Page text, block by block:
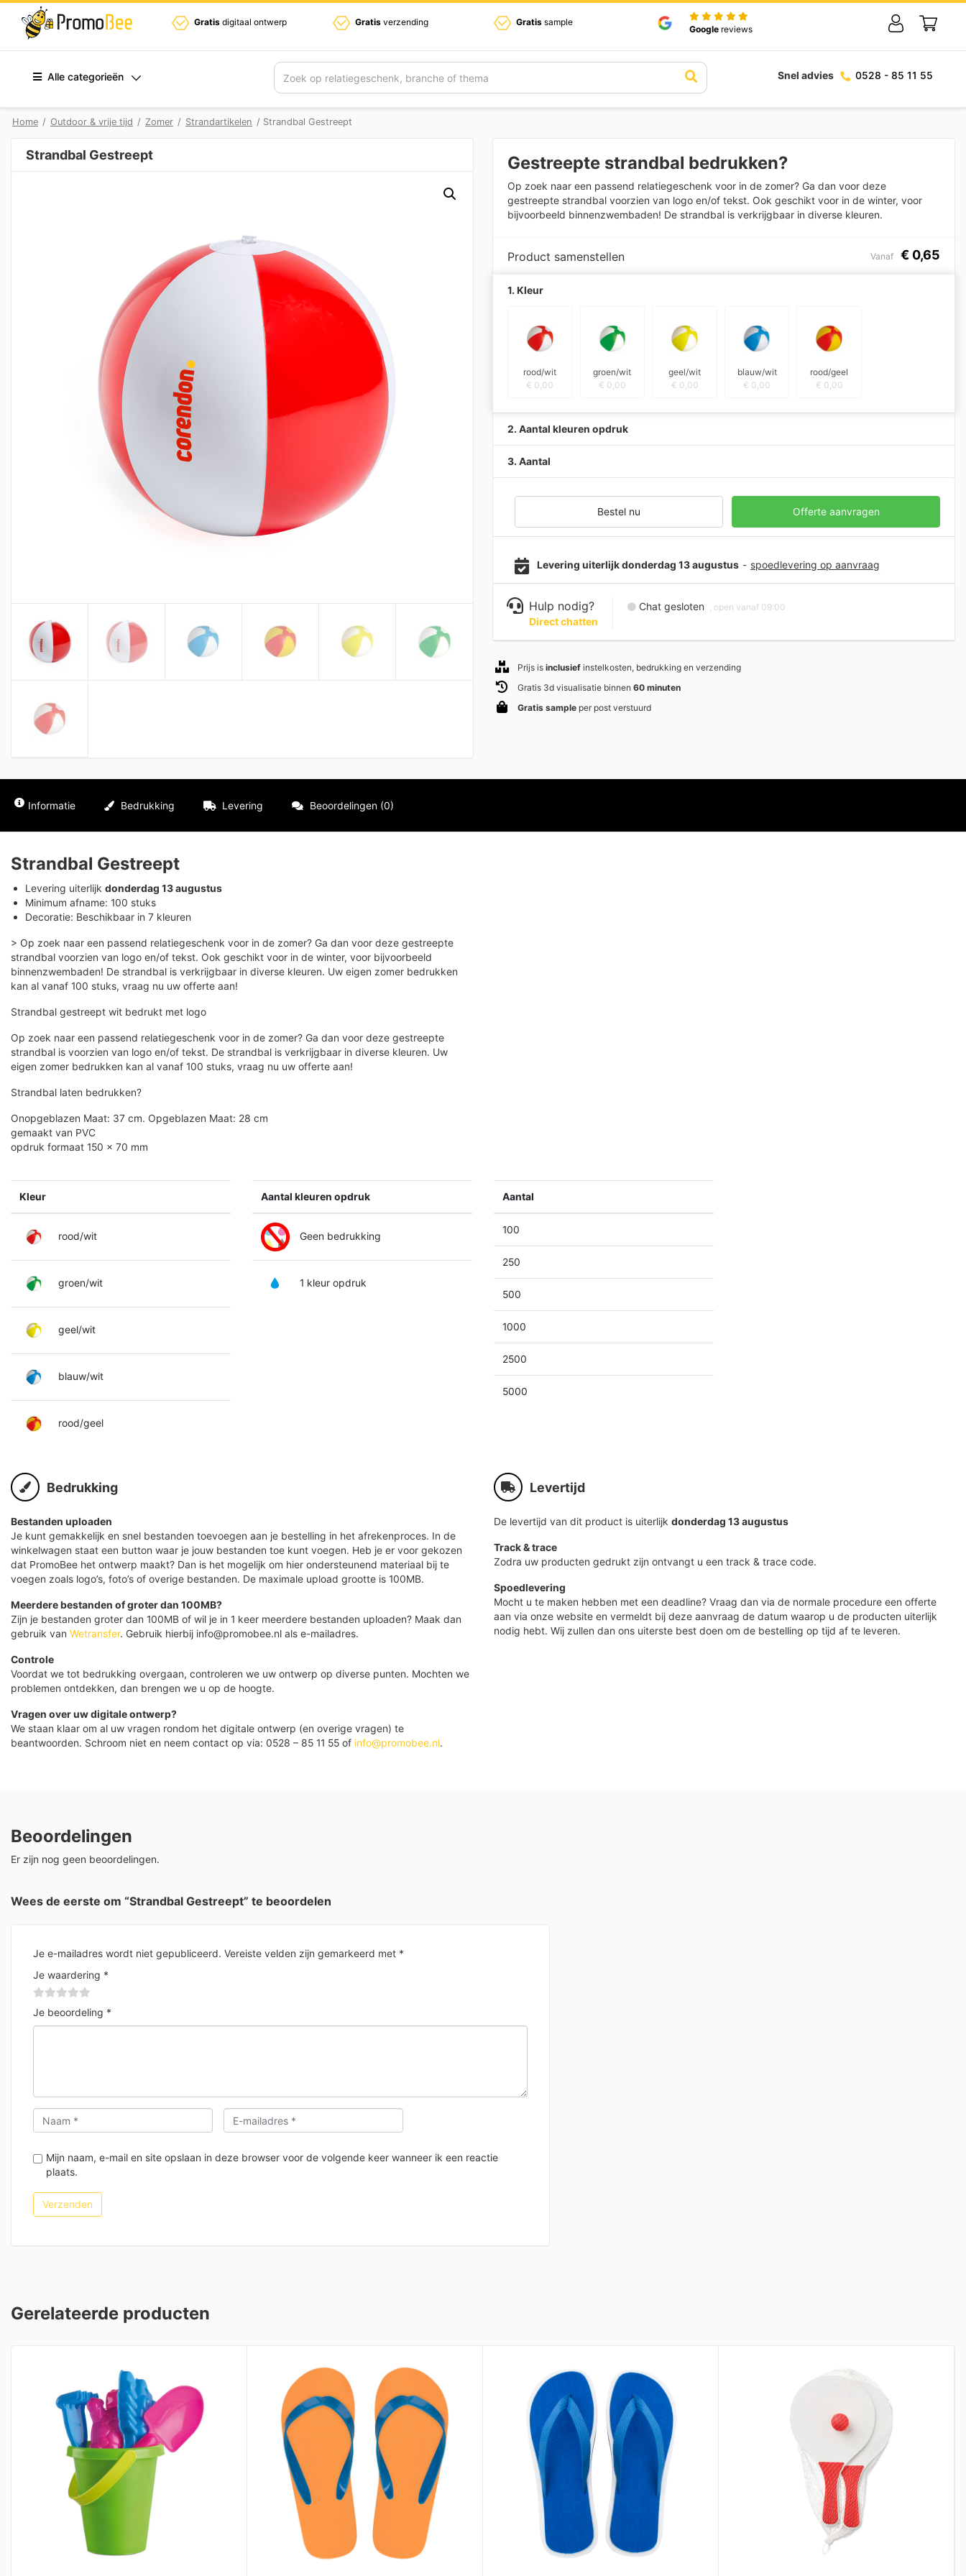
Gratis digitaal ontwerp Gratis verzending Gratis sample
Google reviews
Alle categorieën Zoek Snel advies 0528 - 85 11 55
Home / Outdoor & vrije tijd / Zomer / Strandartikelen / Strandbal Gestreept
Strandbal Gestreept Gestreepte strandbal bedrukken?
Op zoek naar een passend relatiegeschenk voor in de zomer? Ga dan voor deze
gestreepte strandbal voorzien van logo en/of tekst. Ook geschikt voor in de winter, voor
bijvoorbeeld binnenzwembaden! De strandbal is verkrijgbaar in diverse kleuren.
Product samenstellen Vanaf € 0,65
1. Kleur
rood/wit
€ 0,00
groen/wit
€ 0,00
geel/wit
€ 0,00
blauw/wit
€ 0,00
rood/geel
€ 0,00
2. Aantal kleuren opdruk
3. Aantal
Bestel nu Offerte aanvragen
Levering uiterlijk donderdag 13 augustus - spoedlevering op aanvraag
Hulp nodig?
Direct chatten
Chat gesloten , open vanaf 09:00
Prijs isinclusief instelkosten, bedrukking en verzending
Gratis 3d visualisatie binnen60 minuten
Gratis sample per post verstuurd
Informatie Bedrukking Levering Beoordelingen (0)
Strandbal Gestreept
Levering uiterlijk donderdag 13 augustus
Minimum afname: 100 stuks
Decoratie: Beschikbaar in 7 kleuren
> Op zoek naar een passend relatiegeschenk voor in de zomer? Ga dan voor deze gestreepte
strandbal voorzien van logo en/of tekst. Ook geschikt voor in de winter, voor bijvoorbeeld
binnenzwembaden! De strandbal is verkrijgbaar in diverse kleuren. Uw eigen zomer bedrukken
kan al vanaf 100 stuks, vraag nu uw offerte aan!
Strandbal gestreept wit bedrukt met logo
Op zoek naar een passend relatiegeschenk voor in de zomer? Ga dan voor deze gestreepte
strandbal is voorzien van logo en/of tekst. De strandbal is verkrijgbaar in diverse kleuren. Uw
eigen zomer bedrukken kan al vanaf 100 stuks, vraag nu uw offerte aan!
Strandbal laten bedrukken?
Onopgeblazen Maat: 37 cm. Opgeblazen Maat: 28 cm
gemaakt van PVC
opdruk formaat 150 x 70 mm
Kleur
rood/wit
groen/wit
geel/wit
blauw/wit
rood/geel
Aantal kleuren opdruk
Geen bedrukking
1 kleur opdruk
Aantal
100
250
500
1000
2500
5000
Bedrukking
Bestanden uploaden
Je kunt gemakkelijk en snel bestanden toevoegen aan je bestelling in het afrekenproces. In de
winkelwagen staat een button waar je jouw bestanden toe kunt voegen. Heb je er voor gekozen
dat PromoBee het ontwerp maakt? Dan is het mogelijk om hier ondersteunend materiaal bij te
voegen zoals logo’s, foto’s of overige bestanden. De maximale upload grootte is 100MB.
Meerdere bestanden of groter dan 100MB?
Zijn je bestanden groter dan 100MB of wil je in 1 keer meerdere bestanden uploaden? Maak dan
gebruik van Wetransfer. Gebruik hierbij info@promobee.nl als e-mailadres.
Controle
Voordat we tot bedrukking overgaan, controleren we uw ontwerp op diverse punten. Mochten we
problemen ontdekken, dan brengen we u op de hoogte.
Vragen over uw digitale ontwerp?
We staan klaar om al uw vragen rondom het digitale ontwerp (en overige vragen) te
beantwoorden. Schroom niet en neem contact op via: 0528 – 85 11 55 of info@promobee.nl.
Levertijd
De levertijd van dit product is uiterlijk donderdag 13 augustus
Track & trace
Zodra uw producten gedrukt zijn ontvangt u een track & trace code.
Spoedlevering
Mocht u te maken hebben met een deadline? Vraag dan via de normale procedure een offerte
aan via onze website en vermeldt bij deze aanvraag de datum waarop u de producten uiterlijk
nodig hebt. Wij zullen dan ons uiterste best doen om de bestelling op tijd af te leveren.
Beoordelingen
Er zijn nog geen beoordelingen.
Wees de eerste om “Strandbal Gestreept” te beoordelen
Je e-mailadres wordt niet gepubliceerd. Vereiste velden zijn gemarkeerd met *
Je waardering *
Je beoordeling *
Mijn naam, e-mail en site opslaan in deze browser voor de volgende keer wanneer ik een reactie
plaats.
Gerelateerde producten